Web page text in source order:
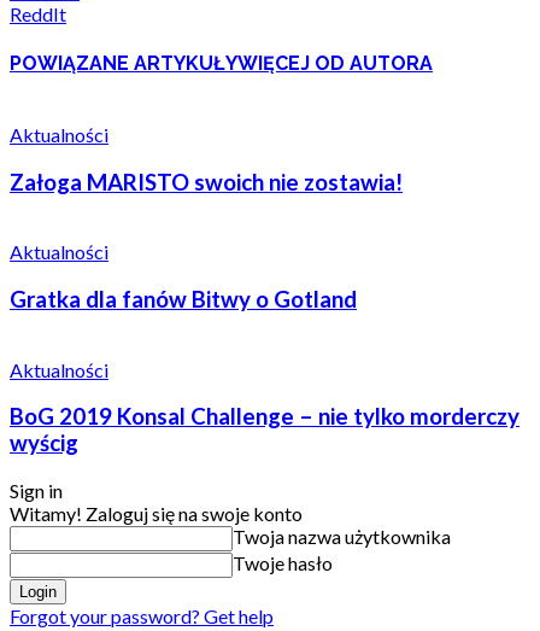
ReddIt
POWIĄZANE ARTYKUŁYWIĘCEJ OD AUTORA
Aktualności
Załoga MARISTO swoich nie zostawia!
Aktualności
Gratka dla fanów Bitwy o Gotland
Aktualności
BoG 2019 Konsal Challenge – nie tylko morderczy
wyścig
Sign in
Witamy! Zaloguj się na swoje konto
Twoja nazwa użytkownika
Twoje hasło
Forgot your password? Get help